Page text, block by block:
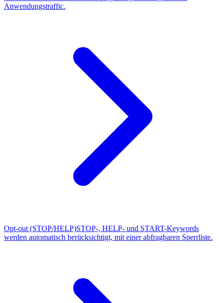
Anwendungstraffic.
Opt-out (STOP/HELP)STOP-, HELP- und START-Keywords
werden automatisch berücksichtigt, mit einer abfragbaren Sperrliste.